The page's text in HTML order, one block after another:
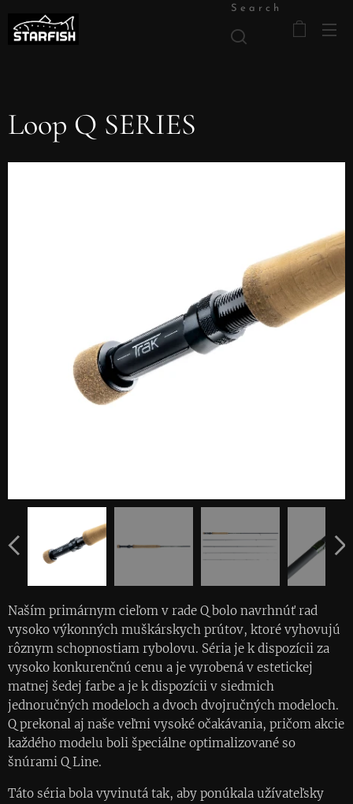
Search
Loop Q SERIES
Naším primárnym cieľom v rade Q bolo navrhnúť rad
vysoko výkonných muškárskych prútov, ktoré vyhovujú
rôznym schopnostiam rybolovu. Séria je k dispozícii za
vysoko konkurenčnú cenu a je vyrobená v estetickej
matnej šedej farbe a je k dispozícii v siedmich
jednoručných modeloch a dvoch dvojručných modeloch.
Q prekonal aj naše veľmi vysoké očakávania, pričom akcie
každého modelu boli špeciálne optimalizované so
šnúrami Q Line.
Táto séria bola vyvinutá tak, aby ponúkala užívateľsky